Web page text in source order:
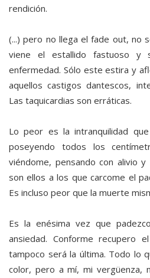
rendición.
(...) pero no llega el fade out, no
viene el estallido fastuoso y
enfermedad. Sólo este estira y
aquellos castigos dantescos,
Las taquicardias son erráticas.
Lo peor es la intranquilidad
poseyendo todos los
viéndome, pensando con alivio
son ellos a los que carcome el
Es incluso peor que la muerte
Es la enésima vez que
ansiedad. Conforme recupero
tampoco será la última. Todo lo
color, pero a mí, mi vergüenza,